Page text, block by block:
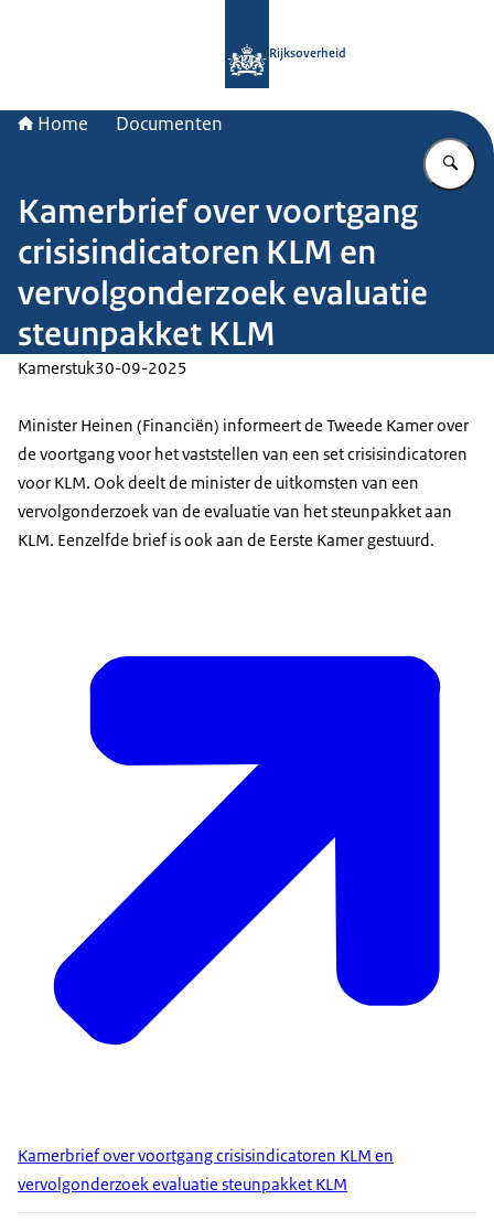
Rijksoverheid
Home Documenten
Kamerbrief over voortgang
crisisindicatoren KLM en
vervolgonderzoek evaluatie
steunpakket KLM
Kamerstuk30-09-2025
Minister Heinen (Financiën) informeert de Tweede Kamer over
de voortgang voor het vaststellen van een set crisisindicatoren
voor KLM. Ook deelt de minister de uitkomsten van een
vervolgonderzoek van de evaluatie van het steunpakket aan
KLM. Eenzelfde brief is ook aan de Eerste Kamer gestuurd.
Kamerbrief over voortgang crisisindicatoren KLM en
vervolgonderzoek evaluatie steunpakket KLM